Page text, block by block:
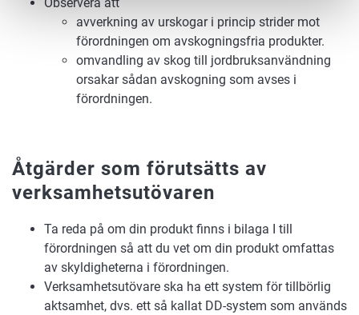
avverkning av urskogar i princip strider mot
förordningen om avskogningsfria produkter.
omvandling av skog till jordbruksanvändning
orsakar sådan avskogning som avses i
förordningen.
Åtgärder som förutsätts av
verksamhetsutövaren
Ta reda på om din produkt finns i bilaga I till
förordningen så att du vet om din produkt omfattas
av skyldigheterna i förordningen.
Verksamhetsutövare ska ha ett system för tillbörlig
aktsamhet, dvs. ett så kallat DD-system som används